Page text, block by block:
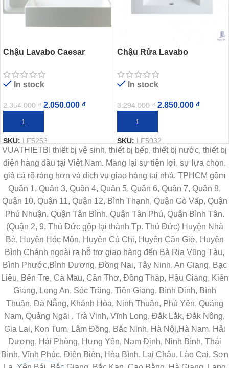
Chậu Lavabo Caesar
In stock
2.354.000₫ 2.050.000 ₫
THÊM VÀO GIỎ HÀNG
SKU:LF5253
Chậu Rửa Lavabo
Tường – Đăt Bàn 750×500
mmIn stock
3.294.000₫ 2.850.000 ₫
THÊM VÀO GIỎ HÀNG
SKU:LF5032
VUATHIETBI thiết bị vệ sinh, thiết bị bếp, thiết bị nước, thiết bị
điện hàng đầu tại Việt Nam. Mang lại sự tiện lợi, sự lựa chọn,
giá cả rõ ràng hơn và dịch vụ giao hàng tại nhà. TPHCM gồm
Quận 1, Quận 3, Quận 4, Quận 5, Quận 6, Quận 7, Quận 8,
Quận 10, Quận 11, Quận 12, Bình Thạnh, Quận Gò Vấp, Quận
Phú Nhuận, Quận Tân Bình, Quận Tân Phú, Quận Bình Tân.
(Quận 2, 9, Thủ Đức gộp lại thành Tp. Thủ Đức) Huyện Nhà
Bè, Huyện Hóc Môn, Huyện Củ Chi, Huyện Cần Giờ, Huyện
Bình Chánh ngoài ra hỗ trợ giao hàng đến Bà Rịa Vũng Tàu,
Bình Phước,Bình Dương, Đồng Nai, Tây Ninh, An Giang, Bạc
Liêu, Bến Tre, Cà Mau, Cần Thơ, Đồng Tháp, Hậu Giang, Kiên
Giang, Long An, Sóc Trăng, Tiền Giang, Bình Định, Bình
Thuận, Đà Nẵng, Khánh Hòa, Ninh Thuận, Phú Yên, Quảng
Nam, Quảng Ngãi , Trà Vinh, Vĩnh Long, Đắk Lắk, Đắk Nông,
Gia Lai, Kon Tum, Lâm Đồng, Bắc Ninh, Hà Nội,Hà Nam, Hải
Dương, Hải Phòng, Hưng Yên, Nam Định, Ninh Bình, Thái
Bình, Vĩnh Phúc, Điện Biên, Hòa Bình, Lai Châu, Lào Cai, Sơn